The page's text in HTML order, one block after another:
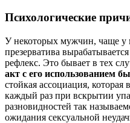
Психологические
У некоторых мужчин, чаще у
презерватива
рефлекс. Это бывает в тех
акт с его использованием
стойкая ассоциация, которая
каждый раз при вскрытии
разновидностей так
ожидания сексуальной